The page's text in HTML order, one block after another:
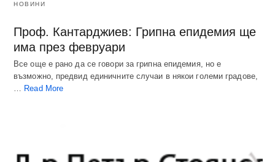
НОВИНИ
Проф. Кантарджиев: Грипна епидемия ще
има през февруари
Все още е рано да се говори за грипна епидемия, но е
възможно, предвид единичните случаи в някои големи градове,
… Read More